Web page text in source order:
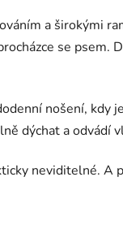
a širokými
se psem.
nošení, kdy
dýchat a odvádí
neviditelné. A